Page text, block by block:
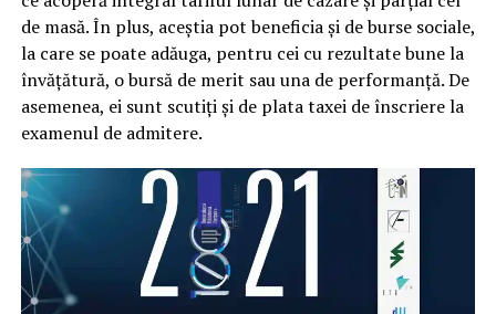
de masă. În plus, aceștia pot beneficia și de burse sociale,
la care se poate adăuga, pentru cei cu rezultate bune la
învățătură, o bursă de merit sau una de performanță. De
asemenea, ei sunt scutiți și de plata taxei de înscriere la
examenul de admitere.